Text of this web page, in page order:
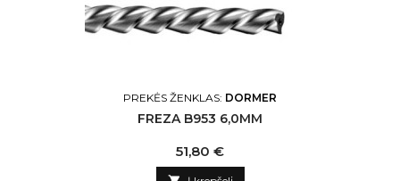
PREKĖS ŽENKLAS: DORMER
FREZA B953 6,0MM
Kaina
51,80 €